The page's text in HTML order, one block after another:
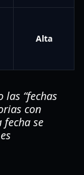
Alta
las “fechas
con
fecha se